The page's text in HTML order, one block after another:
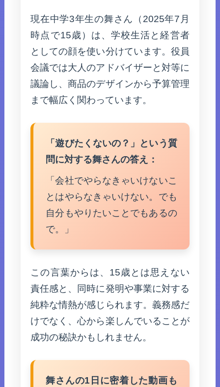
現在中学3年生の舞さん（2025年7月
時点で15歳）は、学校生活と経営者
としての顔を使い分けています。役員
会議では大人のアドバイザーと対等に
議論し、商品のデザインから予算管理
まで幅広く関わっています。
「遊びたくないの？」という質
問に対する舞さんの答え：
「会社でやらなきゃいけないこ
とはやらなきゃいけない。でも
自分もやりたいことでもあるの
で。」
この言葉からは、15歳とは思えない
責任感と、同時に発明や事業に対する
純粋な情熱が感じられます。義務感だ
けでなく、心から楽しんでいることが
成功の秘訣かもしれません。
舞さんの1日に密着した動画も